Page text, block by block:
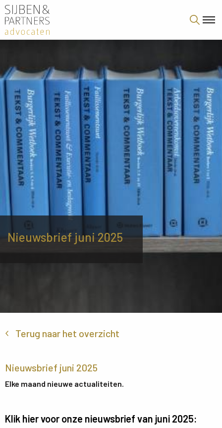
Nieuwsbrief juni 2025
Terug naar het overzicht
Nieuwsbrief juni 2025
Elke maand nieuwe actualiteiten.
Klik hier voor onze nieuwsbrief van juni 2025: